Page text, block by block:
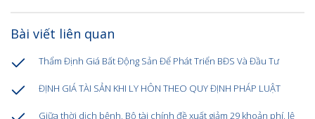
Bài viết liên quan
Thẩm Định Giá Bất Động Sản Để Phát Triển BĐS Và Đầu Tư
ĐỊNH GIÁ TÀI SẢN KHI LY HÔN THEO QUY ĐỊNH PHÁP LUẬT
Giữa thời dịch bệnh, Bộ tài chính đề xuất giảm 29 khoản phí, lệ